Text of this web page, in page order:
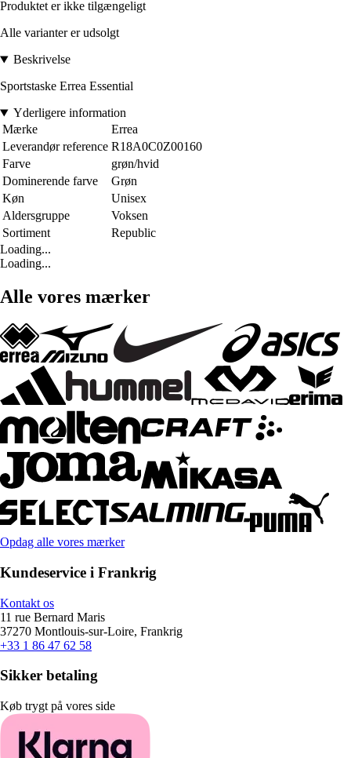
Produktet er ikke tilgængeligt
Alle varianter er udsolgt
Beskrivelse
Sportstaske Errea Essential
Yderligere information
Mærke
Errea
Leverandør reference R18A0C0Z00160
Farve
grøn/hvid
Dominerende farve
Grøn
Køn
Unisex
Aldersgruppe
Voksen
Sortiment
Republic
Loading...
Loading...
Alle vores mærker
Opdag alle vores mærker
Kundeservice i Frankrig
Kontakt os
11 rue Bernard Maris
37270 Montlouis-sur-Loire, Frankrig
+33 1 86 47 62 58
Sikker betaling
Køb trygt på vores side